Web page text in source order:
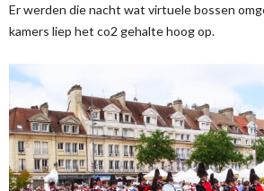
Er werden die nacht wat virtuele bossen
kamers liep het co2 gehalte hoog op.